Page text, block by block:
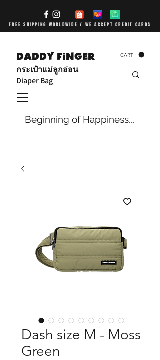
FREE SHIPPING WORLDWIDE / WE ACCEPT CREDIT CARDS
DADDY FiNGER
กระเป๋าแม่ลูกอ่อน
Diaper Bag
CART
Beginning of Happiness...
Dash size M - Moss
Green